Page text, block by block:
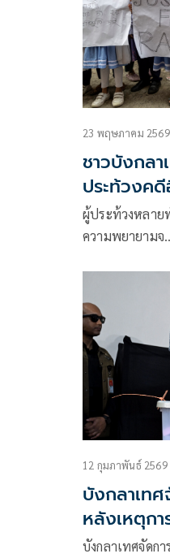
23 พฤษภาคม 2569
ชาวบังกล
ประท้วงค
ผู้ประท้วงหลาย
ความพยายามจ
12 กุมภาพันธ์ 2569
บังกลาเท
หลังเหตุก
บังกลาเทศจัดก